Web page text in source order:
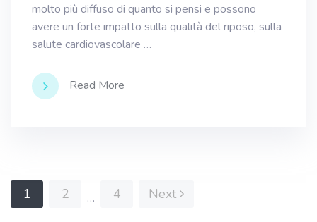
molto più diffuso di quanto si pensi e possono
avere un forte impatto sulla qualità del riposo, sulla
salute cardiovascolare …
Read More
Navigazione
1 2 … 4 Next